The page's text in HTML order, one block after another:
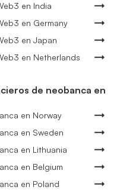
en India
en Germany
en Japan
en Netherlands
de neobanca en
en Norway
en Sweden
en Lithuania
en Belgium
en Poland